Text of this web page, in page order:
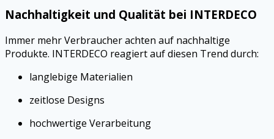
Nachhaltigkeit und Qualität bei INTERDECO
Immer mehr Verbraucher achten auf nachhaltige
Produkte. INTERDECO reagiert auf diesen Trend durch:
langlebige Materialien
zeitlose Designs
hochwertige Verarbeitung